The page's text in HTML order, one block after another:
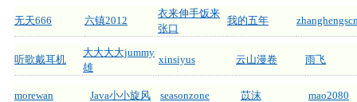
无天666 六镇2012
衣来伸手饭来
张口
我的五年
听歌戴耳机
大大大大jummy
雄
xinsiyus 云山漫卷 雨飞
morewan Java小小旋风 seasonzone 苡沫 mao2080